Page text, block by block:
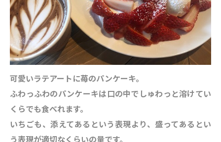
可愛いラテアートに苺のパンケーキ。
ふわっふわのパンケーキは口の中でしゅわっと溶けてい
くらでも食べれます。
いちごも、添えてあるという表現より、盛ってあるとい
う表現が適切なくらいの量です。